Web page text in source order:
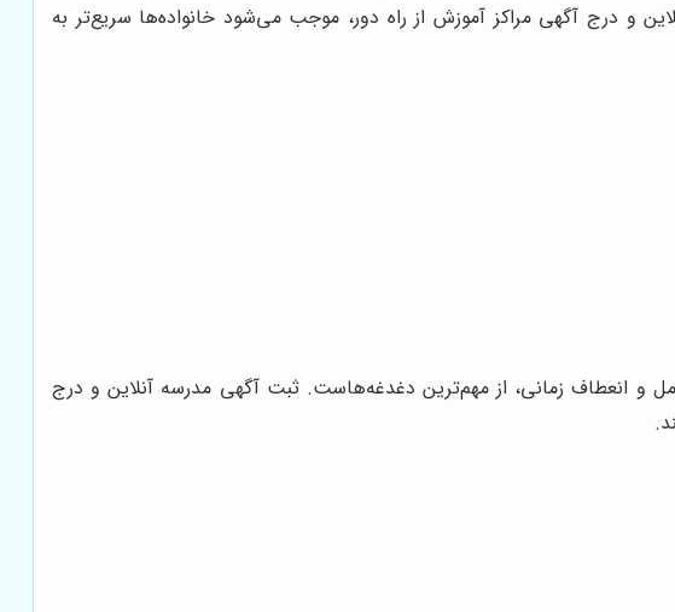
و درج آگهی مراکز آموزش از راه دور، موجب می‌شود خانواده‌ها سریع‌تر به
و انعطاف زمانی، از مهم‌ترین دغدغه‌هاست. ثبت آگهی مدرسه آنلاین و درج